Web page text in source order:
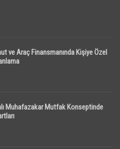
ve Araç Finansmanında Kişiye Özel
Muhafazakar Mutfak Konseptinde